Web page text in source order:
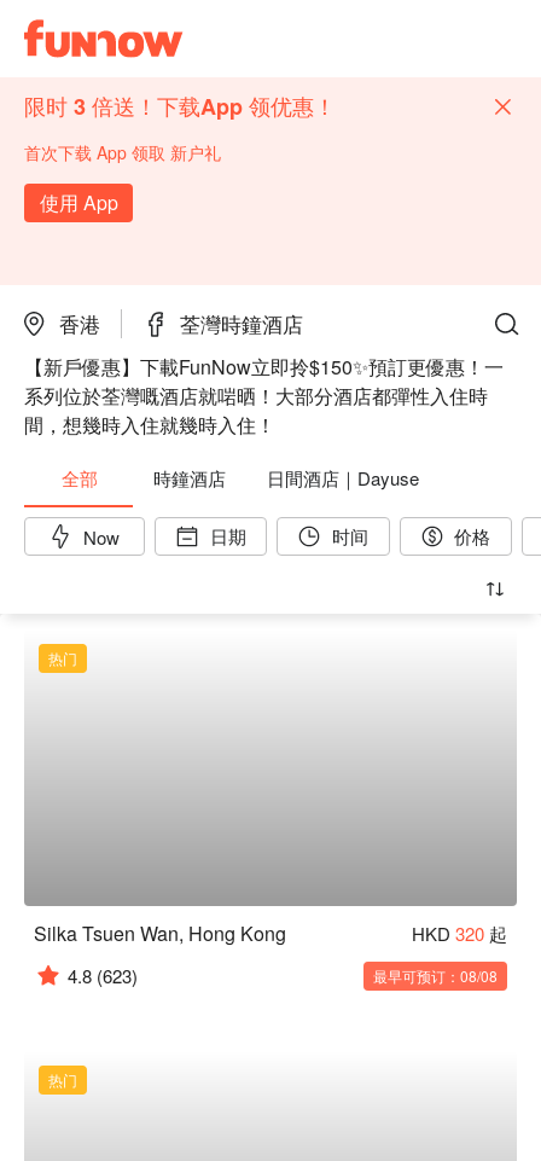
限时 3 倍送！下载App 领优惠！
首次下载 App 领取 新户礼
使用 App
香港 荃灣時鐘酒店
【新戶優惠】下載FunNow立即拎$150✨預訂更優惠！一
系列位於荃灣嘅酒店就啱晒！大部分酒店都彈性入住時
間，想幾時入住就幾時入住！
全部 時鐘酒店 日間酒店｜Dayuse
Now 日期 时间 价格
热门
Silka Tsuen Wan, Hong Kong HKD 320 起
4.8 (623) 最早可预订：08/08
热门